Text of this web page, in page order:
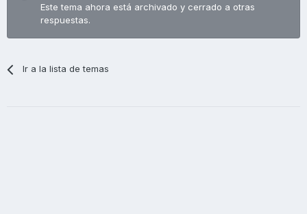
Este tema ahora está archivado y cerrado a otras
respuestas.
Ir a la lista de temas